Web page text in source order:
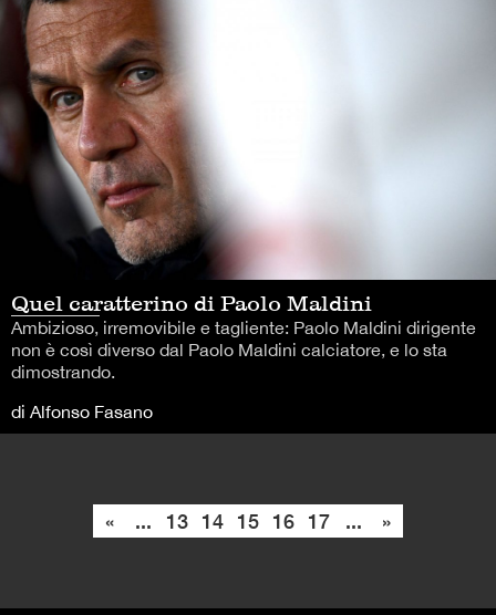
Quel caratterino di Paolo Maldini
Ambizioso, irremovibile e tagliente: Paolo Maldini dirigente
non è così diverso dal Paolo Maldini calciatore, e lo sta
dimostrando.
di Alfonso Fasano
« ... 13 14 15 16 17 ... »